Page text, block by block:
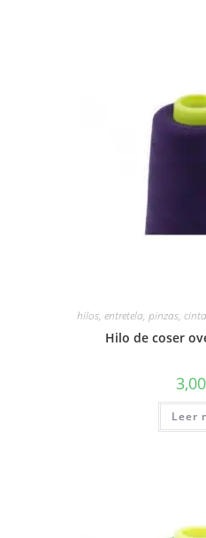
hilos, entretela, pinzas,
Hilo de coser
3,00
Leer